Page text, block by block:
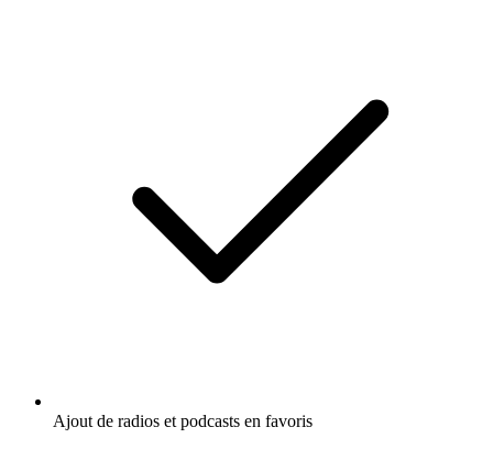
Ajout de radios et podcasts en favoris